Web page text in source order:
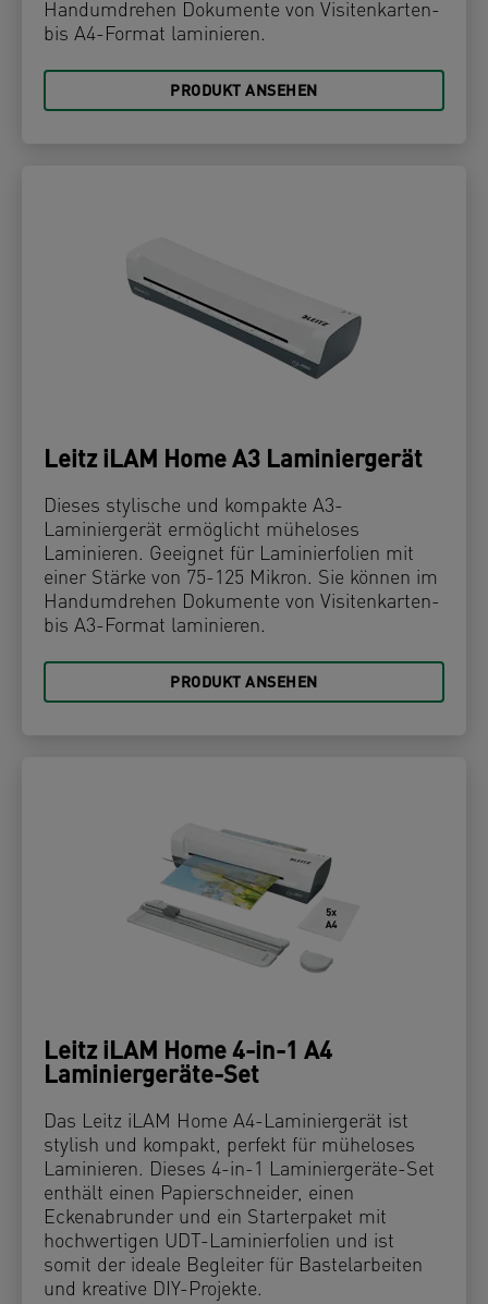
Handumdrehen Dokumente von Visitenkarten-
bis A4-Format laminieren.
PRODUKT ANSEHEN
Leitz iLAM Home A3 Laminiergerät
Dieses stylische und kompakte A3-
Laminiergerät ermöglicht müheloses
Laminieren. Geeignet für Laminierfolien mit
einer Stärke von 75-125 Mikron. Sie können im
Handumdrehen Dokumente von Visitenkarten-
bis A3-Format laminieren.
PRODUKT ANSEHEN
Leitz iLAM Home 4-in-1 A4
Laminiergeräte-Set
Das Leitz iLAM Home A4-Laminiergerät ist
stylish und kompakt, perfekt für müheloses
Laminieren. Dieses 4-in-1 Laminiergeräte-Set
enthält einen Papierschneider, einen
Eckenabrunder und ein Starterpaket mit
hochwertigen UDT-Laminierfolien und ist
somit der ideale Begleiter für Bastelarbeiten
und kreative DIY-Projekte.